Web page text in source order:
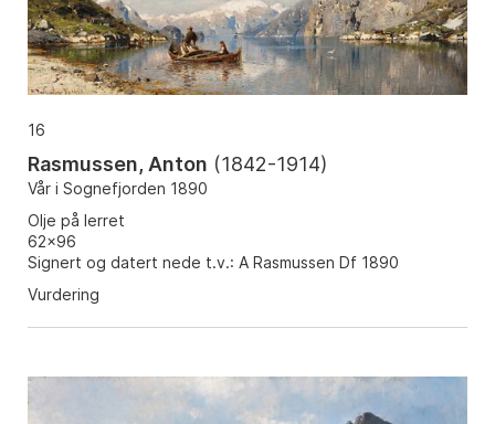
16
Rasmussen, Anton (1842-1914)
Vår i Sognefjorden 1890
Olje på lerret
62x96
Signert og datert nede t.v.: A Rasmussen Df 1890
Vurdering